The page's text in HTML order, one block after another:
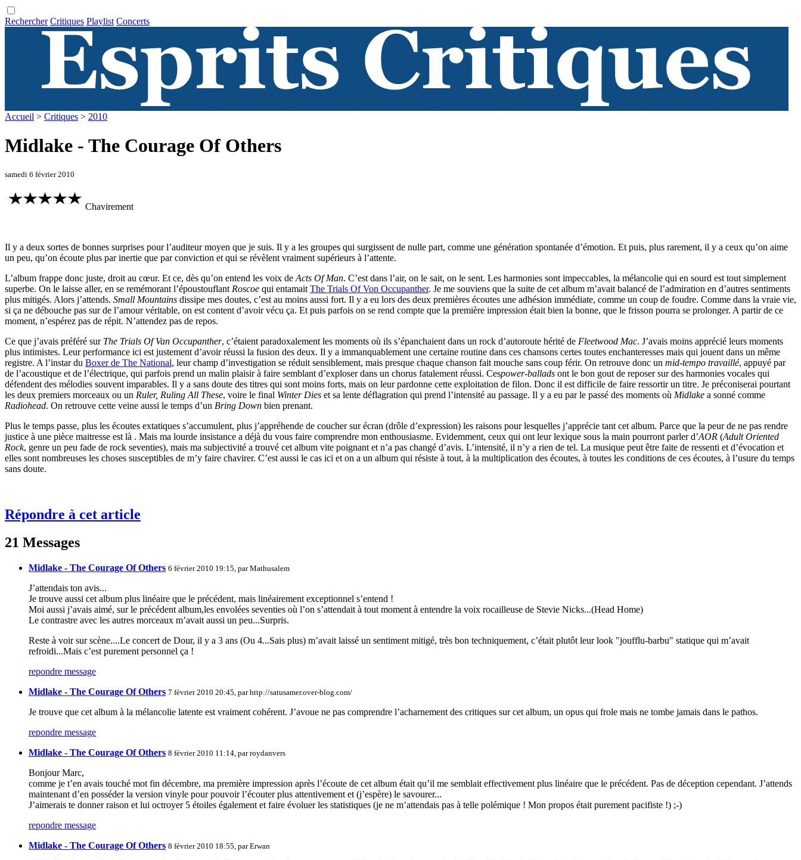
Rechercher Critiques Playlist Concerts
Accueil > Critiques > 2010
Midlake - The Courage Of Others
samedi 6 février 2010
Chavirement
Il y a deux sortes de bonnes surprises pour l’auditeur moyen que je suis. Il y a les groupes qui surgissent de nulle part, comme une génération spontanée d’émotion. Et puis, plus rarement, il y a ceux qu’on aime
un peu, qu’on écoute plus par inertie que par conviction et qui se révèlent vraiment supérieurs à l’attente.
L’album frappe donc juste, droit au cœur. Et ce, dès qu’on entend les voix de Acts Of Man. C’est dans l’air, on le sait, on le sent. Les harmonies sont impeccables, la mélancolie qui en sourd est tout simplement
superbe. On le laisse aller, en se remémorant l’époustouflant Roscoe qui entamait The Trials Of Von Occupanther. Je me souviens que la suite de cet album m’avait balancé de l’admiration en d’autres sentiments
plus mitigés. Alors j’attends. Small Mountains dissipe mes doutes, c’est au moins aussi fort. Il y a eu lors des deux premières écoutes une adhésion immédiate, comme un coup de foudre. Comme dans la vraie vie,
si ça ne débouche pas sur de l’amour véritable, on est content d’avoir vécu ça. Et puis parfois on se rend compte que la première impression était bien la bonne, que le frisson pourra se prolonger. A partir de ce
moment, n’espérez pas de répit. N’attendez pas de repos.
Ce que j’avais préféré sur The Trials Of Van Occupanther, c’étaient paradoxalement les moments où ils s’épanchaient dans un rock d’autoroute hérité de Fleetwood Mac. J’avais moins apprécié leurs moments
plus intimistes. Leur performance ici est justement d’avoir réussi la fusion des deux. Il y a immanquablement une certaine routine dans ces chansons certes toutes enchanteresses mais qui jouent dans un même
registre. A l’instar du Boxer de The National, leur champ d’investigation se réduit sensiblement, mais presque chaque chanson fait mouche sans coup férir. On retrouve donc un mid-tempo travaillé, appuyé par
de l’acoustique et de l’électrique, qui parfois prend un malin plaisir à faire semblant d’exploser dans un chorus fatalement réussi. Cespower-ballads ont le bon gout de reposer sur des harmonies vocales qui
défendent des mélodies souvent imparables. Il y a sans doute des titres qui sont moins forts, mais on leur pardonne cette exploitation de filon. Donc il est difficile de faire ressortir un titre. Je préconiserai pourtant
les deux premiers morceaux ou un Ruler, Ruling All These, voire le final Winter Dies et sa lente déflagration qui prend l’intensité au passage. Il y a eu par le passé des moments où Midlake a sonné comme
Radiohead. On retrouve cette veine aussi le temps d’un Bring Down bien prenant.
Plus le temps passe, plus les écoutes extatiques s’accumulent, plus j’appréhende de coucher sur écran (drôle d’expression) les raisons pour lesquelles j’apprécie tant cet album. Parce que la peur de ne pas rendre
justice à une pièce maitresse est là . Mais ma lourde insistance a déjà du vous faire comprendre mon enthousiasme. Evidemment, ceux qui ont leur lexique sous la main pourront parler d’AOR (Adult Oriented
Rock, genre un peu fade de rock seventies), mais ma subjectivité a trouvé cet album vite poignant et n’a pas changé d’avis. L’intensité, il n’y a rien de tel. La musique peut être faite de ressenti et d’évocation et
elles sont nombreuses les choses susceptibles de m’y faire chavirer. C’est aussi le cas ici et on a un album qui résiste à tout, à la multiplication des écoutes, à toutes les conditions de ces écoutes, à l’usure du temps
sans doute.
Répondre à cet article
21 Messages
Midlake - The Courage Of Others 6 février 2010 19:15, parMathusalem
J’attendais ton avis...
Je trouve aussi cet album plus linéaire que le précédent, mais linéairement exceptionnel s’entend !
Moi aussi j’avais aimé, sur le précédent album,les envolées seventies où l’on s’attendait à tout moment à entendre la voix rocailleuse de Stevie Nicks...(Head Home)
Le contrastre avec les autres morceaux m’avait aussi un peu...Surpris.
Reste à voir sur scène....Le concert de Dour, il y a 3 ans (Ou 4...Sais plus) m’avait laissé un sentiment mitigé, très bon techniquement, c’était plutôt leur look "joufflu-barbu" statique qui m’avait
refroidi...Mais c’est purement personnel ça !
repondre message
Midlake - The Courage Of Others 7 février 2010 20:45, parhttp://satusamer.over-blog.com/
Je trouve que cet album à la mélancolie latente est vraiment cohérent. J’avoue ne pas comprendre l’acharnement des critiques sur cet album, un opus qui frole mais ne tombe jamais dans le pathos.
repondre message
Midlake - The Courage Of Others 8 février 2010 11:14, parroydanvers
Bonjour Marc,
comme je t’en avais touché mot fin décembre, ma première impression après l’écoute de cet album était qu’il me semblait effectivement plus linéaire que le précédent. Pas de déception cependant. J’attends
maintenant d’en posséder la version vinyle pour pouvoir l’écouter plus attentivement et (j’espère) le savourer...
J’aimerais te donner raison et lui octroyer 5 étoiles également et faire évoluer les statistiques (je ne m’attendais pas à telle polémique ! Mon propos était purement pacifiste !) ;-)
repondre message
Midlake - The Courage Of Others 8 février 2010 18:55, parErwan